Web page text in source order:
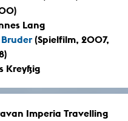
Lang
(Spielfilm, 2007,
Kreyßig
Imperia Travelling